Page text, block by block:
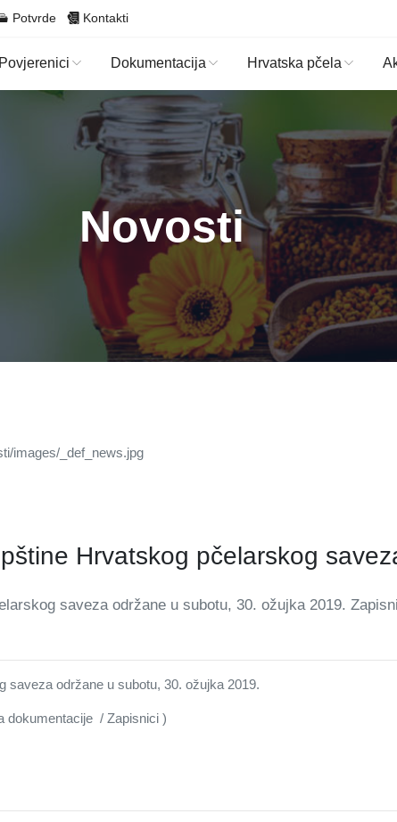
Potvrde Kontakti
Povjerenici Dokumentacija Hrvatska pčela
Novosti
Hrvatskog pčelarskog
saveza održane u subotu, 30. ožujka 2019.
održane u subotu, 30. ožujka 2019.
dokumentacije / Zapisnici )